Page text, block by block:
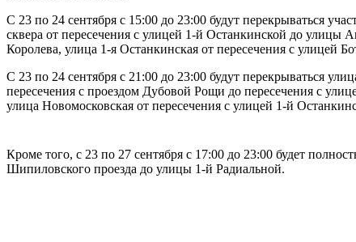
С 23 по 24 сентября с 15:00 до 23:00 будут перекрываться
сквера от пересечения с улицей 1-й Останкинской до улицы
Королева, улица 1-я Останкинская от пересечения с улицей
С 23 по 24 сентября с 21:00 до 23:00 будут перекрываться
пересечения с проездом Дубовой Рощи до пересечения с
улица Новомосковская от пересечения с улицей 1-й
Кроме того, с 23 по 27 сентября с 17:00 до 23:00 будет
Шипиловского проезда до улицы 1-й Радиальной.